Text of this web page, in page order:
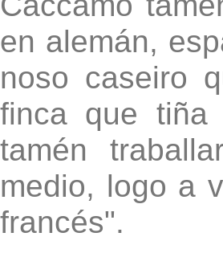
en alemán,
noso caseiro
finca que
tamén
medio, logo a
francés".